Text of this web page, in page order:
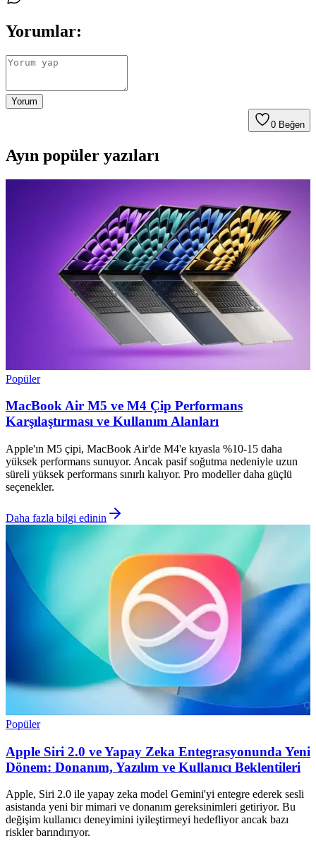
Yorumlar:
Yorum
0 Beğen
Ayın popüler yazıları
Popüler
MacBook Air M5 ve M4 Çip Performans
Karşılaştırması ve Kullanım Alanları
Apple'ın M5 çipi, MacBook Air'de M4'e kıyasla %10-15 daha
yüksek performans sunuyor. Ancak pasif soğutma nedeniyle uzun
süreli yüksek performans sınırlı kalıyor. Pro modeller daha güçlü
seçenekler.
Daha fazla bilgi edinin
Popüler
Apple Siri 2.0 ve Yapay Zeka Entegrasyonunda Yeni
Dönem: Donanım, Yazılım ve Kullanıcı Beklentileri
Apple, Siri 2.0 ile yapay zeka model Gemini'yi entegre ederek sesli
asistanda yeni bir mimari ve donanım gereksinimleri getiriyor. Bu
değişim kullanıcı deneyimini iyileştirmeyi hedefliyor ancak bazı
riskler barındırıyor.